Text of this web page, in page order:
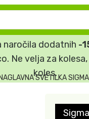
naročila dodatnih -
Ne velja za
koles.
NAGLAVNA SVETILKA SIGMA
Sigma